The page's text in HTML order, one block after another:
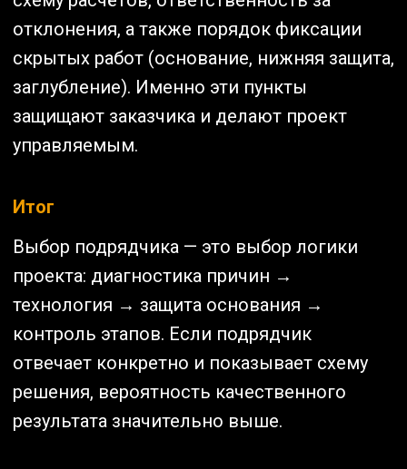
отклонения, а также порядок фиксации
скрытых работ (основание, нижняя защита,
заглубление). Именно эти пункты
защищают заказчика и делают проект
управляемым.
Итог
Выбор подрядчика — это выбор логики
проекта: диагностика причин →
технология → защита основания →
контроль этапов. Если подрядчик
отвечает конкретно и показывает схему
решения, вероятность качественного
результата значительно выше.